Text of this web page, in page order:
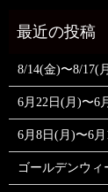
8/14(金)〜8/17(
6月22日(月)〜6
6月8日(月)〜6
ゴールデンウ